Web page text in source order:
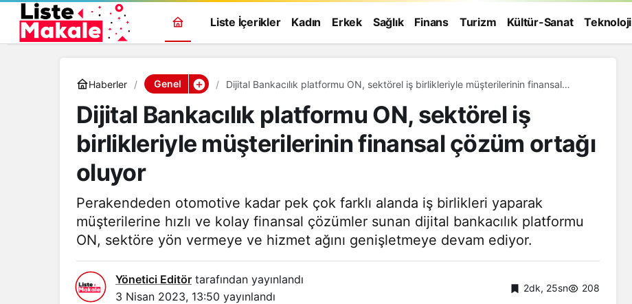
Liste İçerikler Kadın Erkek Sağlık Finans Turizm Kültür-Sanat Teknoloji
Haberler Genel
Dijital Bankacılık platformu ON, sektörel iş birlikleriyle müşterilerinin finansal
Dijital Bankacılık platformu ON, sektörel iş
birlikleriyle müşterilerinin finansal çözüm ortağı
oluyor
Perakendeden otomotive kadar pek çok farklı alanda iş birlikleri yaparak
müşterilerine hızlı ve kolay finansal çözümler sunan dijital bankacılık platformu
ON, sektöre yön vermeye ve hizmet ağını genişletmeye devam ediyor.
Yönetici Editör tarafından yayınlandı
3 Nisan 2023, 13:50 yayınlandı
2dk, 25sn 208